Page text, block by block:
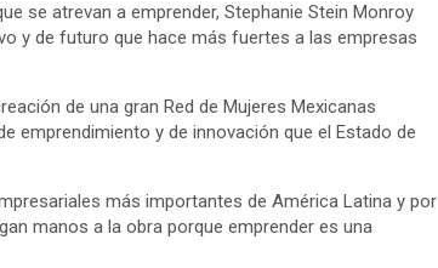
se atrevan a emprender, Stephanie Stein Monroy
y de futuro que hace más fuertes a las empresas
de una gran Red de Mujeres Mexicanas
emprendimiento y de innovación que el Estado de
más importantes de América Latina y por
manos a la obra porque emprender es una